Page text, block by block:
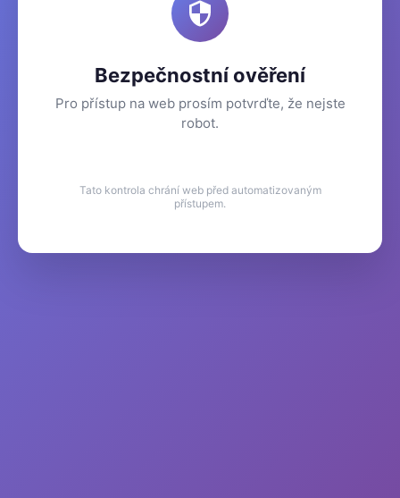
Bezpečnostní ověření
Pro přístup na web prosím potvrďte, že nejste
robot.
Tato kontrola chrání web před automatizovaným
přístupem.